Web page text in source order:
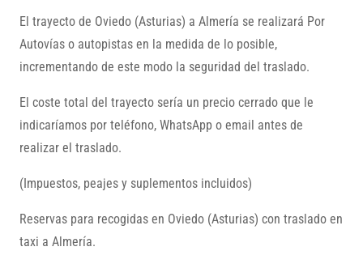
El trayecto de Oviedo (Asturias) a Almería se realizará Por
Autovías o autopistas en la medida de lo posible,
incrementando de este modo la seguridad del traslado.
El coste total del trayecto sería un precio cerrado que le
indicaríamos por teléfono, WhatsApp o email antes de
realizar el traslado.
(Impuestos, peajes y suplementos incluidos)
Reservas para recogidas en Oviedo (Asturias) con traslado en
taxi a Almería.